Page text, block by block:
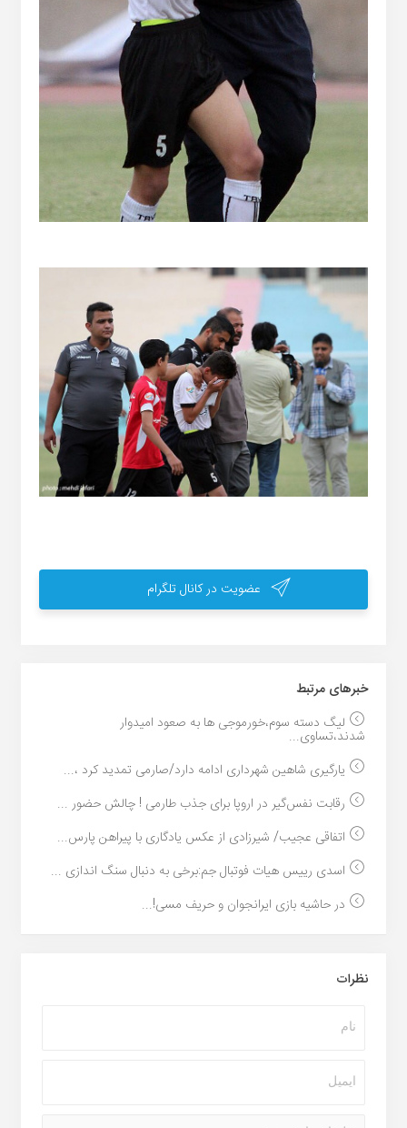
عضویت در کانال تلگرام
خبر‌های مرتبط
لیگ دسته سوم،خورموجی ها به صعود امیدوار
شدند،تساوی...
یارگیری شاهین شهرداری ادامه دارد/صارمی تمدید کرد ،...
رقابت نفس‌گیر در اروپا برای جذب طارمی ! چالش حضور ...
اتفاقی عجیب/ شیرزادی از عکس یادگاری با پیراهن پارس...
اسدی رییس هیات فوتبال جم:برخی به دنبال سنگ اندازی ...
در حاشیه بازی ایرانجوان و حریف مسی!...
نظرات